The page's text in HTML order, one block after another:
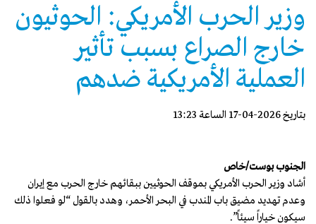
وزير الحرب الأمريكي: الحوثيون
خارج الصراع بسبب تأثير
العملية الأمريكية ضدهم
بتاريخ 2026-04-17 الساعة 13:23
الجنوب بوست/خاص
أشاد وزير الحرب الأمريكي بموقف الحوثيين ببقائهم خارج الحرب مع إيران
وعدم تهديد مضيق باب المندب في البحر الأحمر، وهدد بالقول “لو فعلوا ذلك
سيكون خياراً سيئاً”.